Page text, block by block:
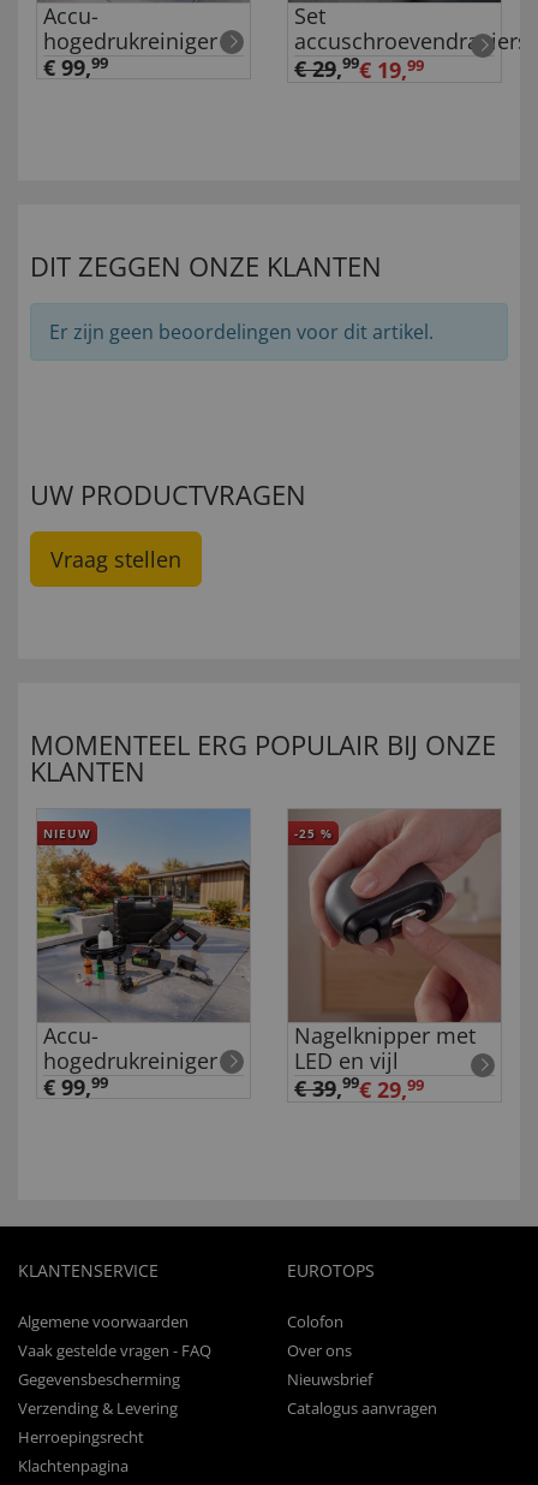
Accu-
hogedrukreiniger
€ 99,99
Set
accuschroevendraaiers
€ 29,99€ 19,99
DIT ZEGGEN ONZE KLANTEN
Er zijn geen beoordelingen voor dit artikel.
UW PRODUCTVRAGEN
Vraag stellen
MOMENTEEL ERG POPULAIR BIJ ONZE
KLANTEN
NIEUW
Accu-
hogedrukreiniger
€ 99,99
-25 %
Nagelknipper met
LED en vijl
€ 39,99€ 29,99
KLANTENSERVICE
Algemene voorwaarden
Vaak gestelde vragen - FAQ
Gegevensbescherming
Verzending & Levering
Herroepingsrecht
Klachtenpagina
EUROTOPS
Colofon
Over ons
Nieuwsbrief
Catalogus aanvragen